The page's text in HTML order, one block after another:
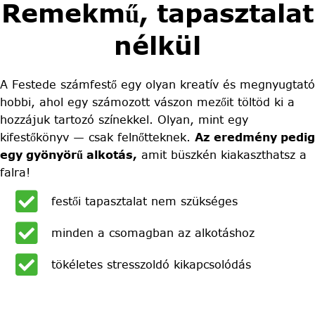
Remekmű, tapasztalat
nélkül
A Festede számfestő egy olyan kreatív és megnyugtató
hobbi, ahol egy számozott vászon mezőit töltöd ki a
hozzájuk tartozó színekkel. Olyan, mint egy
kifestőkönyv — csak felnőtteknek. Az eredmény pedig
egy gyönyörű alkotás, amit büszkén kiakaszthatsz a
falra!
festői tapasztalat nem szükséges
minden a csomagban az alkotáshoz
tökéletes stresszoldó kikapcsolódás